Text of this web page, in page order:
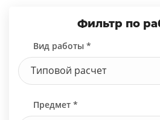
Фильтр по
Вид работы *
Типовой расчет
Предмет *